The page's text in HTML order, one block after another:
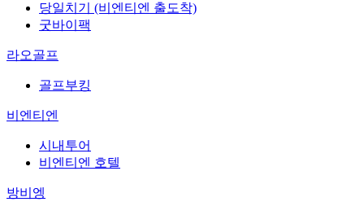
당일치기 (비엔티엔 출도착)
굿바이팩
라오골프
골프부킹
비엔티엔
시내투어
비엔티엔 호텔
방비엥